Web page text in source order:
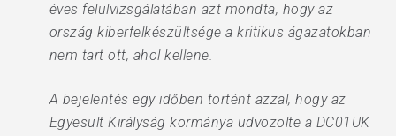
éves felülvizsgálatában azt mondta, hogy az
ország kiberfelkészültsége a kritikus ágazatokban
nem tart ott, ahol kellene.
A bejelentés egy időben történt azzal, hogy az
Egyesült Királyság kormánya üdvözölte a DC01UK